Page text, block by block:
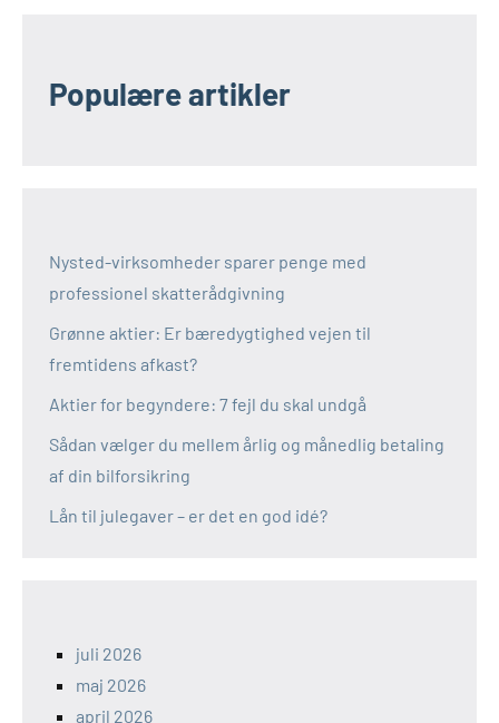
Populære artikler
Nysted-virksomheder sparer penge med
professionel skatterådgivning
Grønne aktier: Er bæredygtighed vejen til
fremtidens afkast?
Aktier for begyndere: 7 fejl du skal undgå
Sådan vælger du mellem årlig og månedlig betaling
af din bilforsikring
Lån til julegaver – er det en god idé?
juli 2026
maj 2026
april 2026